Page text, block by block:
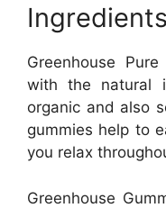
Greenhouse
with the natural
organic and also
gummies help to
you relax
Greenhouse